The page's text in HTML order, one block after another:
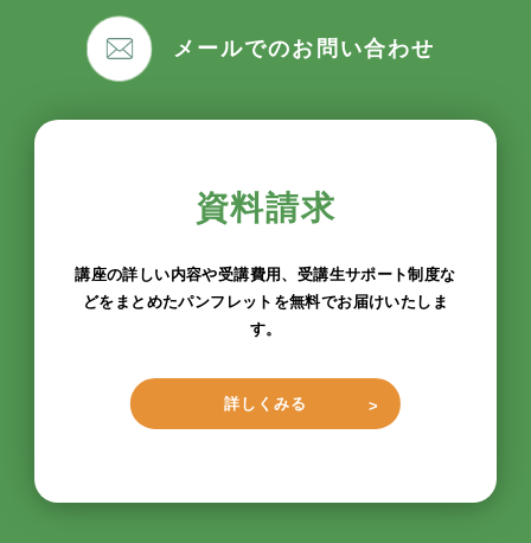
メールでのお問い合わせ
資料請求
講座の詳しい内容や受講費用、受講生サポート制度な
どをまとめたパンフレットを無料でお届けいたしま
す。
詳しくみる